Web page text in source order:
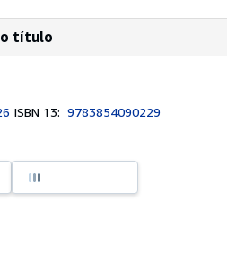
título
ISBN 13:9783854090229